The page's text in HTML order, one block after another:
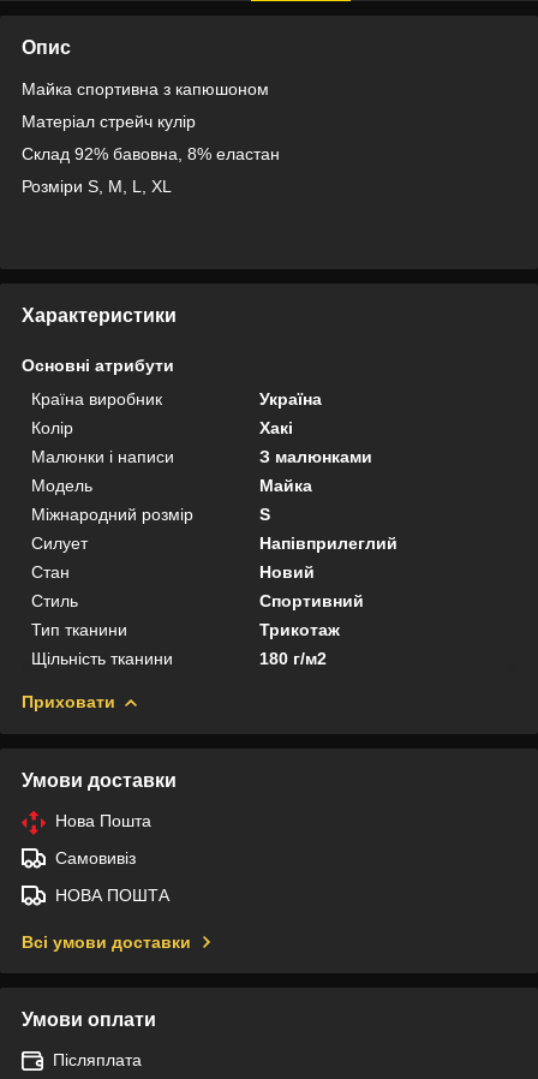
Опис
Майка спортивна з капюшоном
Матеріал стрейч кулір
Склад 92% бавовна, 8% еластан
Розміри S, M, L, XL
Характеристики
Основні атрибути
Країна виробник
Україна
Колір
Хакі
Малюнки і написи
З малюнками
Модель
Майка
Міжнародний розмір
S
Силует
Напівприлеглий
Стан
Новий
Стиль
Спортивний
Тип тканини
Трикотаж
Щільність тканини
180 г/м2
Приховати
Умови доставки
Нова Пошта
Самовивіз
НОВА ПОШТА
Всі умови доставки
Умови оплати
Післяплата